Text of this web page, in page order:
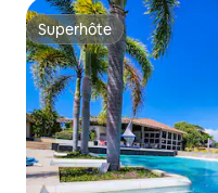
Superhôte
Superhôte